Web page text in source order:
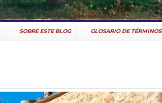
SOBRE ESTE BLOG GLOSARIO DE TÉRMINOS